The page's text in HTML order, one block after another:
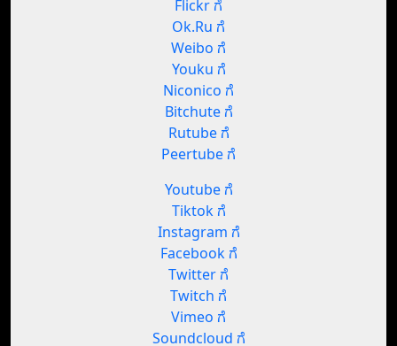
Flickr ಗೆ
Ok.Ru ಗೆ
Weibo ಗೆ
Youku ಗೆ
Niconico ಗೆ
Bitchute ಗೆ
Rutube ಗೆ
Peertube ಗೆ
Youtube ಗೆ
Tiktok ಗೆ
Instagram ಗೆ
Facebook ಗೆ
Twitter ಗೆ
Twitch ಗೆ
Vimeo ಗೆ
Soundcloud ಗೆ